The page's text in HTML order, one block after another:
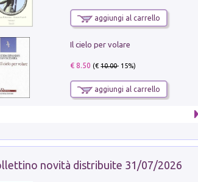
aggiungi al carrello
Il cielo per volare
€ 8.50 (€10.00- 15%)
aggiungi al carrello
novità distribuite 31/07/2026